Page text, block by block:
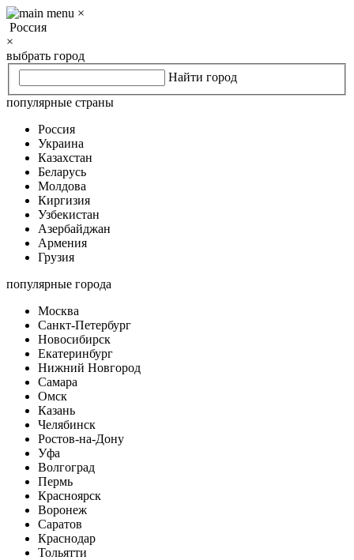
×
Россия
×
выбрать город
Найти город
популярные страны
Россия
Украина
Казахстан
Беларусь
Молдова
Киргизия
Узбекистан
Азербайджан
Армения
Грузия
популярные города
Москва
Санкт-Петербург
Новосибирск
Екатеринбург
Нижний Новгород
Самара
Омск
Казань
Челябинск
Ростов-на-Дону
Уфа
Волгоград
Пермь
Красноярск
Воронеж
Саратов
Краснодар
Тольятти